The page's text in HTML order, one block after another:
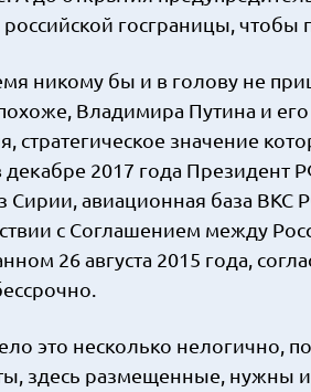
госграницы, чтобы
никому бы и в голову не
Владимира Путина и
стратегическое значение
декабре 2017 года
Сирии, авиационная база
с Соглашением между
26 августа 2015 года,
это несколько нелогично,
здесь размещенные, нужны